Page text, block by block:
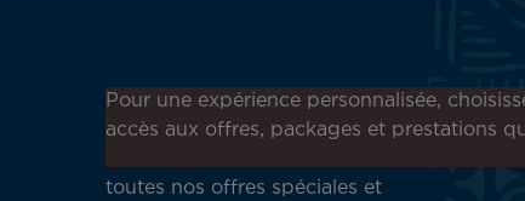
Inscrivez-vous à notre
newsletter !
toutes nos offres spéciales et
Pour une expérience personnalisée,
accès aux offres, packages et prestations